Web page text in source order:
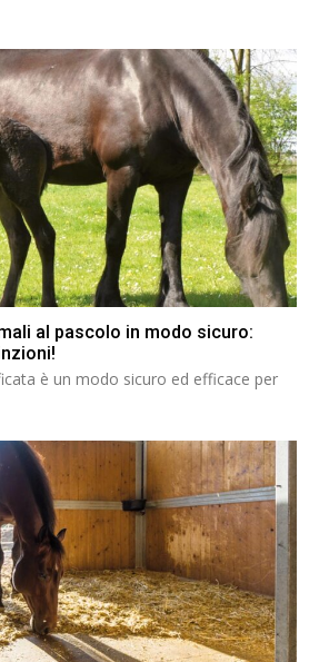
al pascolo in modo sicuro:
è un modo sicuro ed efficace per